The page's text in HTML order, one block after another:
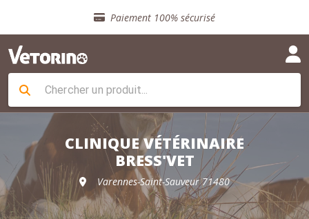
Paiement 100% sécurisé
Livraison gratuite en clinique vétérinaire
Sélection de croquettes vétérinaire
Livraison gratuite en clinique vétérinaire
Retour gratuit en clinique
Sélection de croquettes vétérinaire
CLINIQUE VÉTÉRINAIRE
BRESS'VET
Varennes-Saint-Sauveur 71480